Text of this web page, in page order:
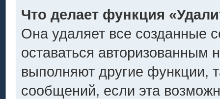
Что делает функция
Она удаляет все созданные
оставаться авторизованным
выполняют другие функции,
сообщений, если эта